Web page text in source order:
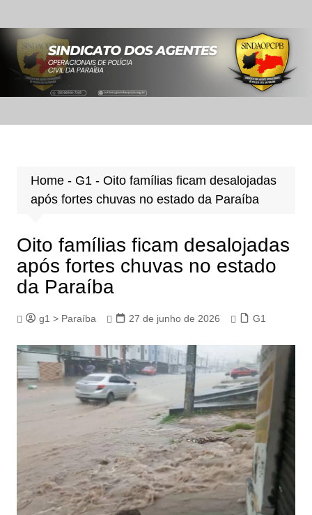
para
conteúdo
Home- G1 - Oito famílias ficam desalojadas
após fortes chuvas no estado da Paraíba
Oito famílias ficam desalojadas
após fortes chuvas no estado
da Paraíba
g1 > Paraíba 27 de junho de 2026 G1